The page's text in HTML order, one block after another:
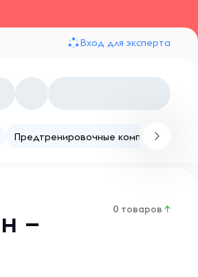
Вход для эксперта
Предтренировочные комплексы
–
0 товаров ↑